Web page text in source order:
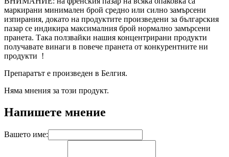
маркирани минимален брой средно или силно замърсени
изпирания, докато на продуктите произведени за българския
пазар се индикира максималния брой нормално замърсени
пранета. Така ползвайки нашия концентрирани продукти
получавате винаги в повече пранета от конкурентните ни
продукти !
Препаратът е произведен в Белгия.
Няма мнения за този продукт.
Напишете мнение
Вашето име: